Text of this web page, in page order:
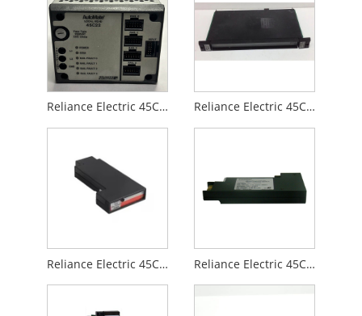
Reliance Electric 45C22 Reliance Electric 45C273
Reliance Electric 45C203 Reliance Electric 45C68